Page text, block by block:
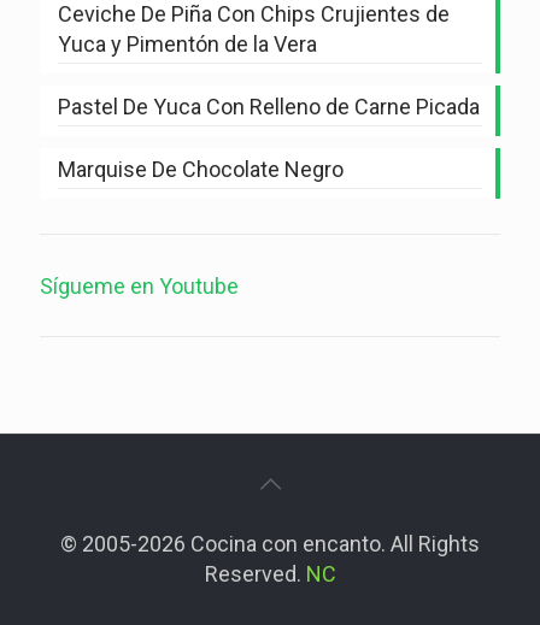
Ceviche De Piña Con Chips Crujientes de
Yuca y Pimentón de la Vera
Pastel De Yuca Con Relleno de Carne Picada
Marquise De Chocolate Negro
Sígueme en Youtube
© 2005-2026 Cocina con encanto. All Rights
Reserved. NC